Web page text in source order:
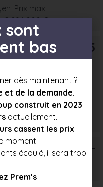
€
Prix max
294 000 €
T5
€
Prix max
325 000 €
T6+
sont
bas
dès maintenant ?
et de la demande.
construit en 2023.
actuellement.
cassent les prix.
moment.
écoulé, il sera trop
Prem’s